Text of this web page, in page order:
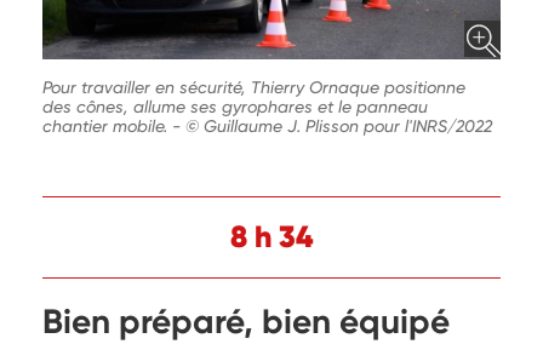
Pour travailler en sécurité, Thierry Ornaque positionne
des cônes, allume ses gyrophares et le panneau
chantier mobile. - © Guillaume J. Plisson pour l'INRS/2022
8 h 34
Bien préparé, bien équipé